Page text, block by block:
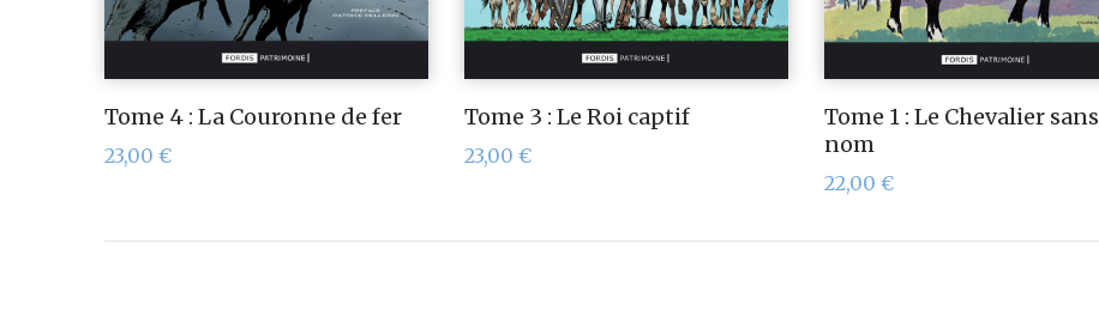
Tome 4 : La Couronne de fer
23,00 €
Tome 3 : Le Roi captif
23,00 €
Tome 1 : Le Chevalier sans
nom
22,00 €